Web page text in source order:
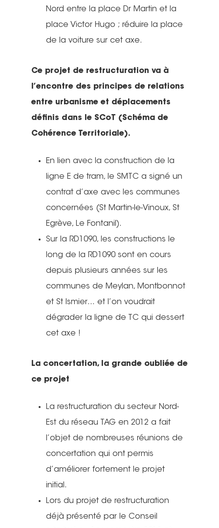
Nord entre la place Dr Martin et la
place Victor Hugo ; réduire la place
de la voiture sur cet axe.
Ce projet de restructuration va à
l’encontre des principes de relations
entre urbanisme et déplacements
définis dans le SCoT (Schéma de
Cohérence Territoriale).
En lien avec la construction de la
ligne E de tram, le SMTC a signé un
contrat d’axe avec les communes
concernées (St Martin-le-Vinoux, St
Egrève, Le Fontanil).
Sur la RD1090, les constructions le
long de la RD1090 sont en cours
depuis plusieurs années sur les
communes de Meylan, Montbonnot
et St Ismier… et l’on voudrait
dégrader la ligne de TC qui dessert
cet axe !
La concertation, la grande oubliée de
ce projet
La restructuration du secteur Nord-
Est du réseau TAG en 2012 a fait
l’objet de nombreuses réunions de
concertation qui ont permis
d’améliorer fortement le projet
initial.
Lors du projet de restructuration
déjà présenté par le Conseil
Fancy Women Bike
2026 : les résultats
adultes
Une vélo-école
c’est ?
Bilan 2025
Adhérer – Espace
Bénévolez-vous !
Projet et historique
Réseaux sociaux
On parle de nous
Nous signaler un
– TC
Nous signaler un
– VP
Nous
T: